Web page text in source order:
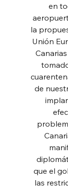
en
la
Unión
de
que el
las